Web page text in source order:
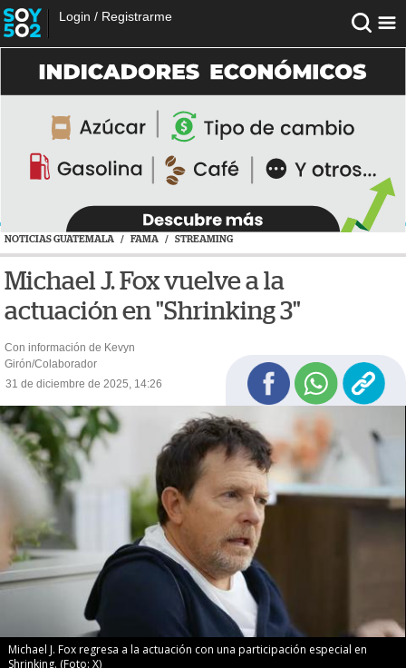
Login / Registrarme
NOTICIAS GUATEMALA / FAMA / STREAMING
Michael J. Fox vuelve a la
actuación en "Shrinking 3"
Con información de Kevyn
Girón/Colaborador
31 de diciembre de 2025, 14:26
Michael J. Fox regresa a la actuación con una participación especial en
Shrinking. (Foto: X)